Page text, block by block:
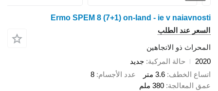
Ermo SPEM 8 (7+1) on-land - ie v naiavnosti
السعر عند الطلب
المحراث ذو الاتجاهين
2020
حالة المركبة جديد
اتساع الخطف 3.6 متر عدد الأجسام 8
عمق المعالجة 380 ملم